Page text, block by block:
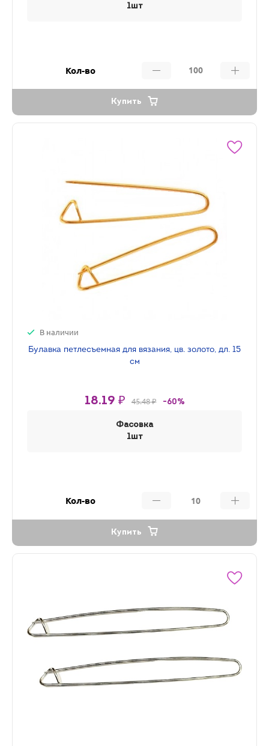
1шт
Кол-во
Купить
В наличии
Булавка петлесъемная для вязания, цв. золото, дл. 15
см
18.19 ₽ 45.48 ₽ -60%
Фасовка
1шт
Кол-во
Купить